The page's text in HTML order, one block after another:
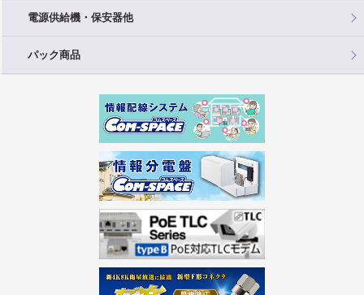
電源供給機・保安器他
パック商品